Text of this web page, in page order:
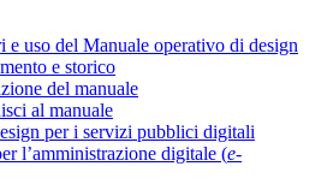
e uso del Manuale operativo di design
e storico
del manuale
al manuale
per i servizi pubblici digitali
l’amministrazione digitale (e-